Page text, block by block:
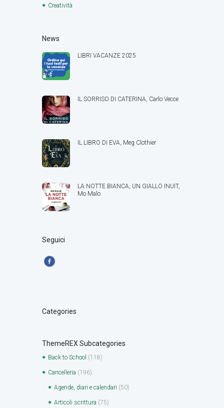
Creatività
News
LIBRI VACANZE 2025
IL SORRISO DI CATERINA, Carlo Vecce
IL LIBRO DI EVA, Meg Clothier
LA NOTTE BIANCA, UN GIALLO INUIT,
Mo Malo
Seguici
Categories
ThemeREX Subcategories
Back to School (118)
Cancelleria (196)
Agende, diari e calendari (50)
Articoli scrittura (75)